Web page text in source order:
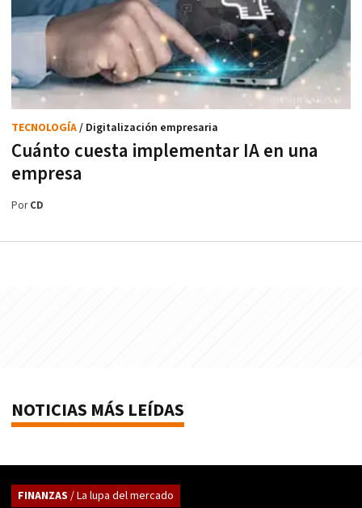
Cuánto cuesta implementar IA en una
empresa
TECNOLOGÍA/ Digitalización empresaria
PorCD
NOTICIAS MÁS LEÍDAS
FINANZAS / La lupa del mercado